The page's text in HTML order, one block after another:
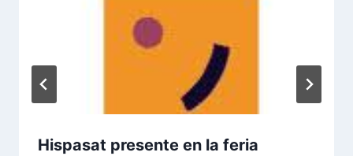
Hispasat presente en la feria